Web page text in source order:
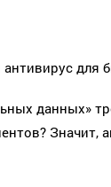
для
данных»
Значит,